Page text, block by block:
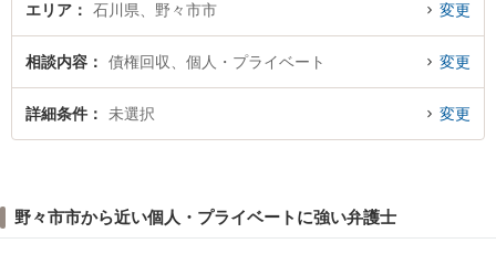
エリア 石川県、野々市市 変更
相談内容 債権回収、個人・プライベート 変更
詳細条件 未選択 変更
野々市市から近い個人・プライベートに強い弁護士